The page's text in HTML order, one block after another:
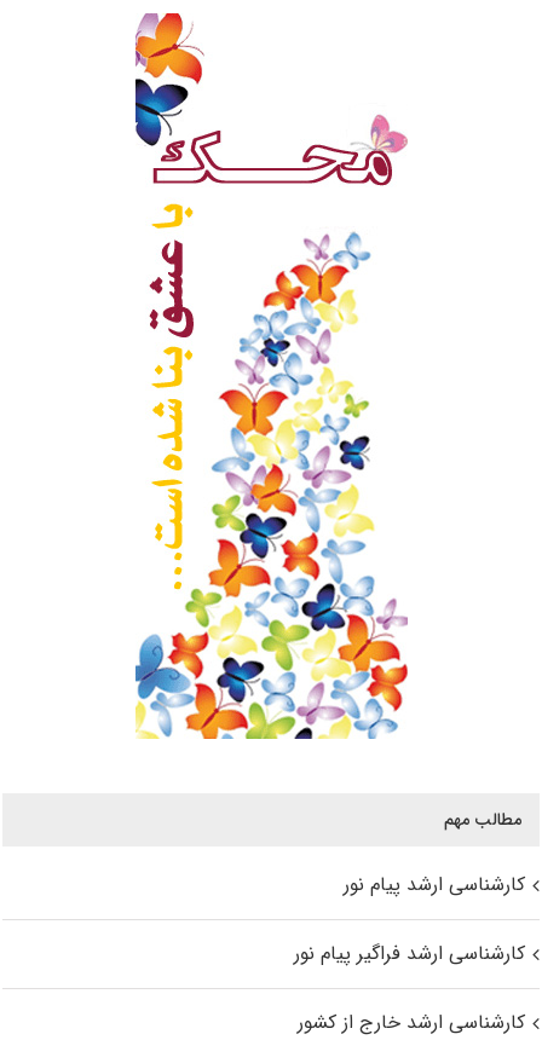
مطالب مهم
کارشناسی ارشد پیام نور
کارشناسی ارشد فراگیر پیام نور
کارشناسی ارشد خارج از کشور